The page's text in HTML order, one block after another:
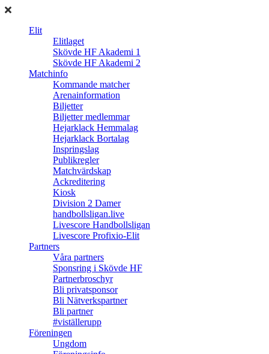
Elit
Elitlaget
Skövde HF Akademi 1
Skövde HF Akademi 2
Matchinfo
Kommande matcher
Arenainformation
Biljetter
Biljetter medlemmar
Hejarklack Hemmalag
Hejarklack Bortalag
Inspringslag
Publikregler
Matchvärdskap
Ackreditering
Kiosk
Division 2 Damer
handbollsligan.live
Livescore Handbollsligan
Livescore Profixio-Elit
Partners
Våra partners
Sponsring i Skövde HF
Partnerbroschyr
Bli privatsponsor
Bli Nätverkspartner
Bli partner
#viställerupp
Föreningen
Ungdom